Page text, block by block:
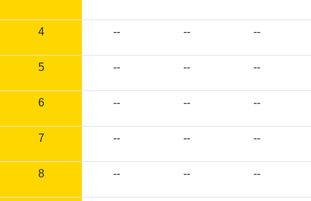
4 -- -- --
5 -- -- --
6 -- -- --
7 -- -- --
8 -- -- --